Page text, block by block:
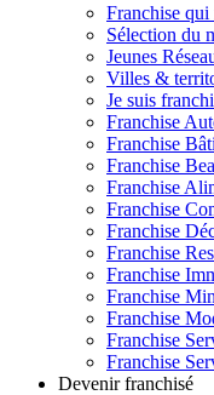
Franchise qui
Sélection du
Jeunes
Villes &
Je suis
Franchise
Franchise
Franchise
Franchise
Franchise
Franchise
Franchise
Franchise
Franchise
Franchise
Franchise
Franchise
Devenir franchisé